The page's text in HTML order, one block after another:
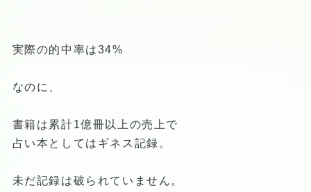
実際の的中率は34%
なのに、
書籍は累計1億冊以上の売上で
占い本としてはギネス記録。
未だ記録は破られていません。